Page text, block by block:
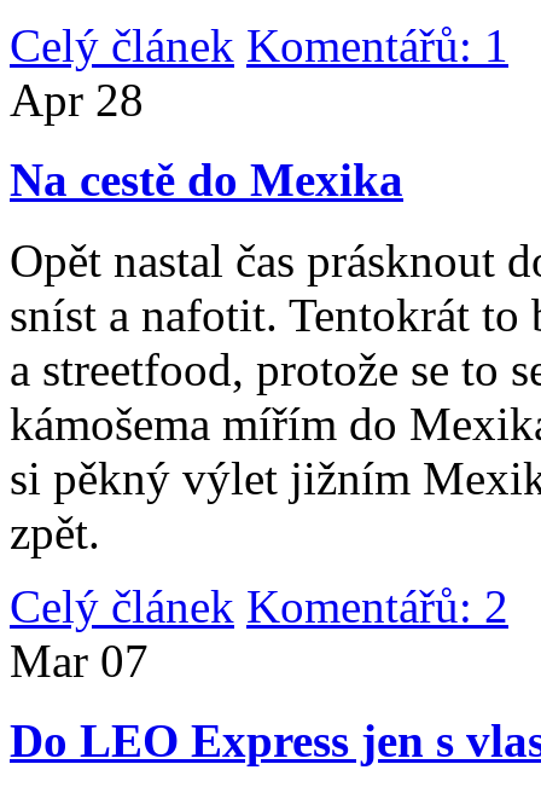
Celý článek Komentářů: 1
Apr 28
Na cestě do Mexika
Opět nastal čas prásknout
sníst a nafotit. Tentokrát
a streetfood, protože se to
kámošema mířím do
si pěkný výlet jižním
zpět.
Celý článek Komentářů: 2
Mar 07
Do LEO Express jen s